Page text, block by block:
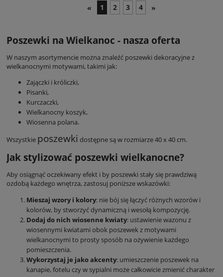
« 1 2 3 4 »
Poszewki na Wielkanoc - nasza oferta
W naszym asortymencie można znaleźć poszewki dekoracyjne z
wielkanocnymi motywami, takimi jak:
Zajączki i króliczki,
Pisanki,
Kurczaczki,
Wielkanocny koszyk,
Wiosenna polana.
Wszystkie poszewki dostępne są w rozmiarze 40 x 40 cm.
Jak stylizować poszewki wielkanocne?
Aby osiągnąć oczekiwany efekt i by poszewki stały się prawdziwą
ozdobą każdego wnętrza, zastosuj poniższe wskazówki:
Mieszaj wzory i kolory: nie bój się łączyć różnych wzorów i
kolorów, by stworzyć dynamiczną i wesołą kompozycję.
Dodaj do nich wiosenne kwiaty: ustawienie wazonu z
wiosennymi kwiatami obok poszewek z motywami
wielkanocnymi to prosty sposób na ożywienie każdego
pomieszczenia.
Wykorzystaj je jako akcenty: umieszczenie poszewek na
kanapie, fotelu czy w sypialni może całkowicie zmienić charakter